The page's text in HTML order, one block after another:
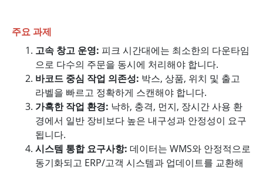
주요 과제
고속 창고 운영: 피크 시간대에는 최소한의 다운타임
으로 다수의 주문을 동시에 처리해야 합니다.
바코드 중심 작업 의존성: 박스, 상품, 위치 및 출고
라벨을 빠르고 정확하게 스캔해야 합니다.
가혹한 작업 환경: 낙하, 충격, 먼지, 장시간 사용 환
경에서 일반 장비보다 높은 내구성과 안정성이 요구
됩니다.
시스템 통합 요구사항: 데이터는 WMS와 안정적으로
동기화되고 ERP/고객 시스템과 업데이트를 교환해